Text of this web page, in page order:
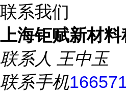
联系我们
上海钜赋新材料
联系人 王中玉
联系手机